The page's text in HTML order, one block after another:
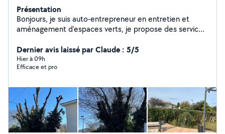
Présentation
Bonjours, je suis auto-entrepreneur en entretien et
aménagement d'espaces verts, je propose des services
la création de petits aménagements extérieurs. Travail
soigné, réactif et adapté à vos besoins. N'hésitez pas à
Dernier avis laissé par Claude : 5/5
Hier à 09h
Efficace et pro